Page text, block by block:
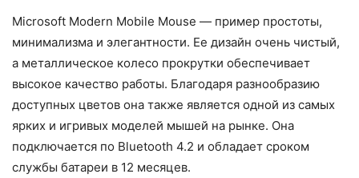
Microsoft Modern Mobile Mouse — пример простоты,
минимализма и элегантности. Ее дизайн очень чистый,
а металлическое колесо прокрутки обеспечивает
высокое качество работы. Благодаря разнообразию
доступных цветов она также является одной из самых
ярких и игривых моделей мышей на рынке. Она
подключается по Bluetooth 4.2 и обладает сроком
службы батареи в 12 месяцев.